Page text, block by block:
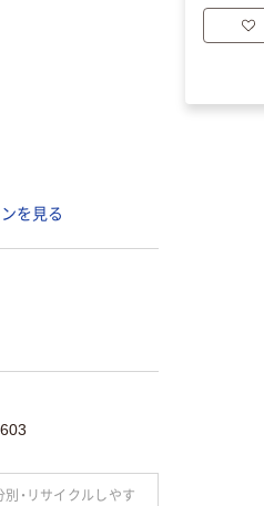
を見る
別・リサイクルしやす